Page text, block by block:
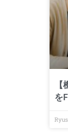
を